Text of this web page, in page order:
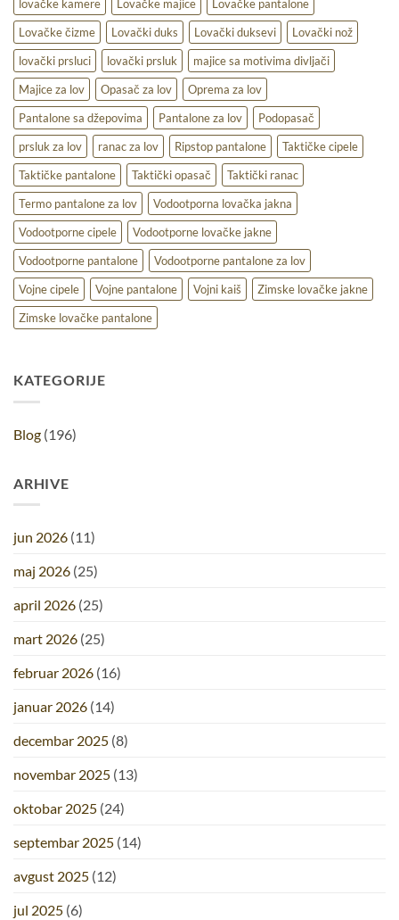
lovačke kamere Lovačke majice
Lovačke pantalone
Lovačke čizme
Lovački duks Lovački duksevi
Lovački nož
lovački prsluci
lovački prsluk
majice sa motivima divljači
Majice za lov
Opasač za lov
Oprema za lov
Pantalone sa džepovima
Pantalone za lov
Podopasač
prsluk za lov
ranac za lov Ripstop pantalone
Taktičke cipele
Taktičke pantalone
Taktički opasač
Taktički ranac
Termo pantalone za lov
Vodootporna lovačka jakna
Vodootporne cipele
Vodootporne lovačke jakne
Vodootporne pantalone
Vodootporne pantalone za lov
Vojne cipele
Vojne pantalone Vojni kaiš
Zimske lovačke jakne
Zimske lovačke pantalone
KATEGORIJE
Blog (196)
ARHIVE
jun 2026 (11)
maj 2026 (25)
april 2026 (25)
mart 2026 (25)
februar 2026 (16)
januar 2026 (14)
decembar 2025 (8)
novembar 2025 (13)
oktobar 2025 (24)
septembar 2025 (14)
avgust 2025 (12)
jul 2025 (6)